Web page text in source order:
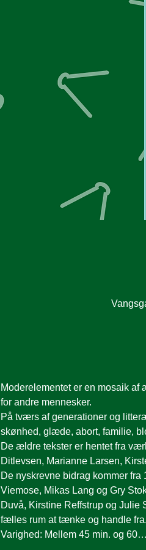
Moderelementet er en mosaik
for andre mennesker.
På tværs af generationer og
skønhed, glæde, abort, familie,
De ældre tekster er hentet fra
Ditlevsen, Marianne Larsen,
De nyskrevne bidrag kommer
Viemose, Mikas Lang og Gry
Duvå, Kirstine Reffstrup og
fælles rum at tænke og handle fra.
Varighed: Mellem 45 min. og 60…